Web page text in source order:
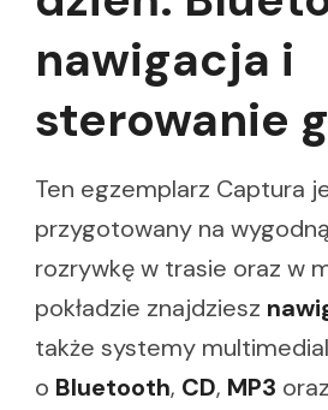
nawigacja i
sterowanie
Ten egzemplarz Captura
przygotowany na
rozrywkę w trasie oraz w
pokładzie znajdziesz
także systemy
o Bluetooth, CD, MP3 oraz